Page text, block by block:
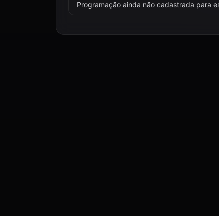
Programação ainda não cadastrada para